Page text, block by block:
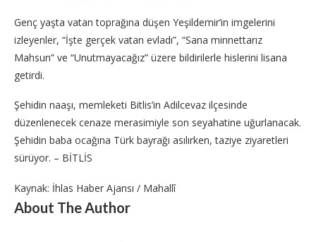
Genç yaşta vatan toprağına düşen Yeşildemir’in imgelerini
izleyenler, “İşte gerçek vatan evladı”, “Sana minnettarız
Mahsun” ve “Unutmayacağız” üzere bildirilerle hislerini lisana
getirdi.
Şehidin naaşı, memleketi Bitlis’in Adilcevaz ilçesinde
düzenlenecek cenaze merasimiyle son seyahatine uğurlanacak.
Şehidin baba ocağına Türk bayrağı asılırken, taziye ziyaretleri
sürüyor. – BİTLİS
Kaynak: İhlas Haber Ajansı / Mahallî
About The Author